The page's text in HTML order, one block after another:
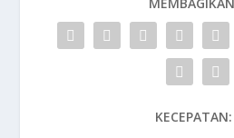
KECEPATAN: